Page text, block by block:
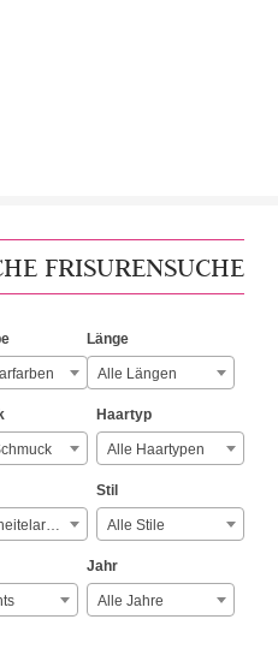
FRISURENSUCHE
Länge
Alle Längen
Haartyp
Alle Haartypen
Alle Scheitelarten
Stil
Alle Stile
Jahr
Alle Jahre